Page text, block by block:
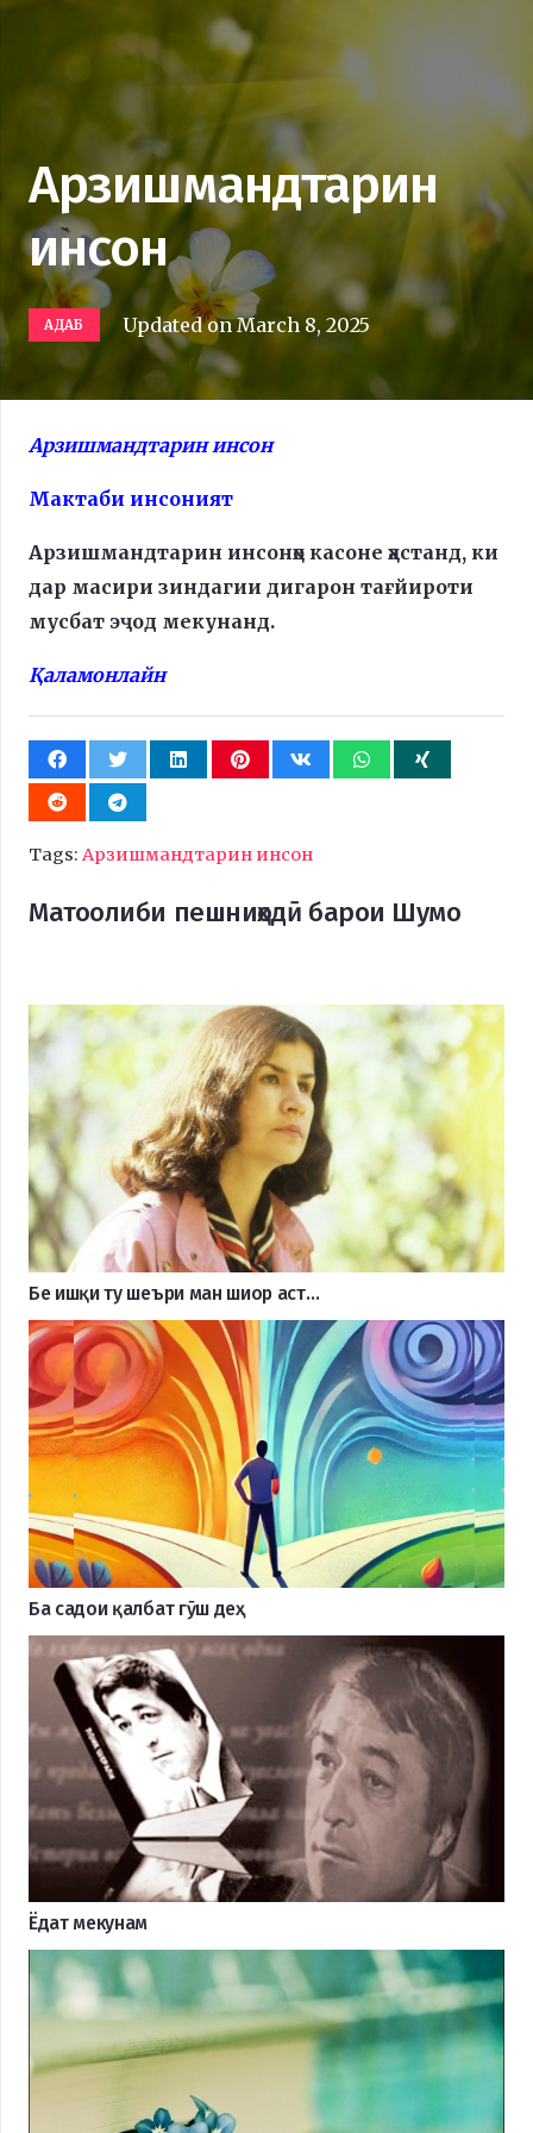
Арзишмандтарин
инсон
АДАБ Updated onMarch 8, 2025
Арзишмандтарин инсон
Мактаби инсоният
Арзишмандтарин инсонҳо касоне ҳастанд, ки
дар масири зиндагии дигарон тағйироти
мусбат эҷод мекунанд.
Қаламонлайн
Tags: Арзишмандтарин инсон
Матоолиби пешниҳодӣ барои Шумо
Бе ишқи ту шеъри ман шиор аст…
Ба садои қалбат гӯш деҳ
Ёдат мекунам